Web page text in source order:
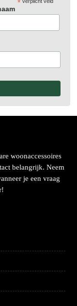
*
woonaccessoires
belangrijk. Neem
je een vraag